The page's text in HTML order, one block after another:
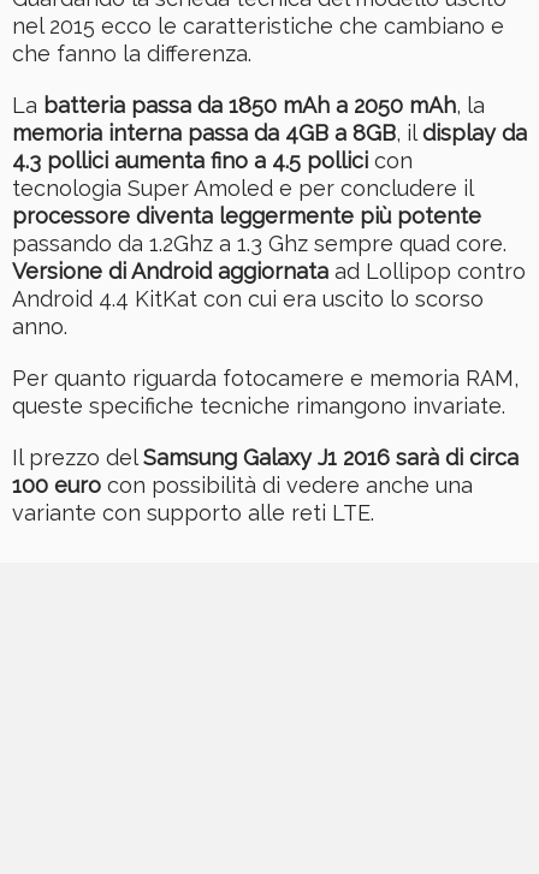
nel 2015 ecco le caratteristiche che cambiano e
che fanno la differenza.
La batteria passa da 1850 mAh a 2050 mAh, la
memoria interna passa da 4GB a 8GB, ildisplay da
4.3 pollici aumenta fino a 4.5 pollici con
tecnologia Super Amoled e per concludere il
processore diventa leggermente più potente
passando da 1.2Ghz a 1.3 Ghz sempre quad core.
Versione di Android aggiornata ad Lollipop contro
Android 4.4 KitKat con cui era uscito lo scorso
anno.
Per quanto riguarda fotocamere e memoria RAM,
queste specifiche tecniche rimangono invariate.
Il prezzo delSamsung Galaxy J1 2016 sarà di circa
100 euro con possibilità di vedere anche una
variante con supporto alle reti LTE.